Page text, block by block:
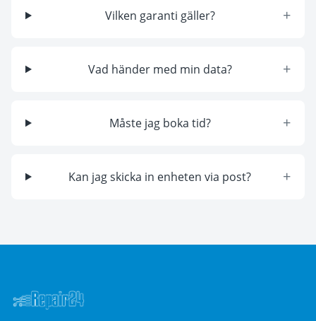
Vilken garanti gäller? +
Vad händer med min data? +
Måste jag boka tid? +
Kan jag skicka in enheten via post? +